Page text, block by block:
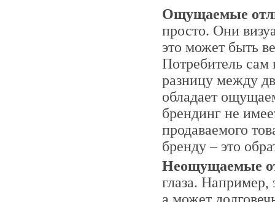
Ощущаемые
просто. Они
это может быть
Потребитель сам
разницу между
обладает
брендинг не
продаваемого
бренду – это
Неощущаемые
глаза. Например,